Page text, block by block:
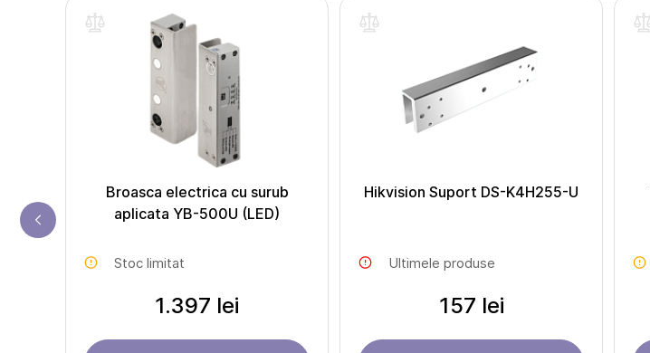
Broasca electrica cu surub
aplicata YB-500U (LED)
Stoc limitat
1.397 lei
Hikvision Suport DS-K4H255-U
Ultimele produse
157 lei